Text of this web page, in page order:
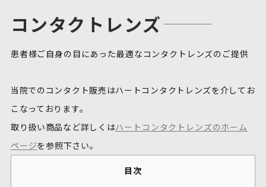
コンタクトレンズ
患者様ご自身の目にあった最適なコンタクトレンズのご提供
当院でのコンタクト販売はハートコンタクトレンズを介してお
こなっております。
取り扱い商品など詳しくはハートコンタクトレンズのホーム
ページを参照下さい。
目次